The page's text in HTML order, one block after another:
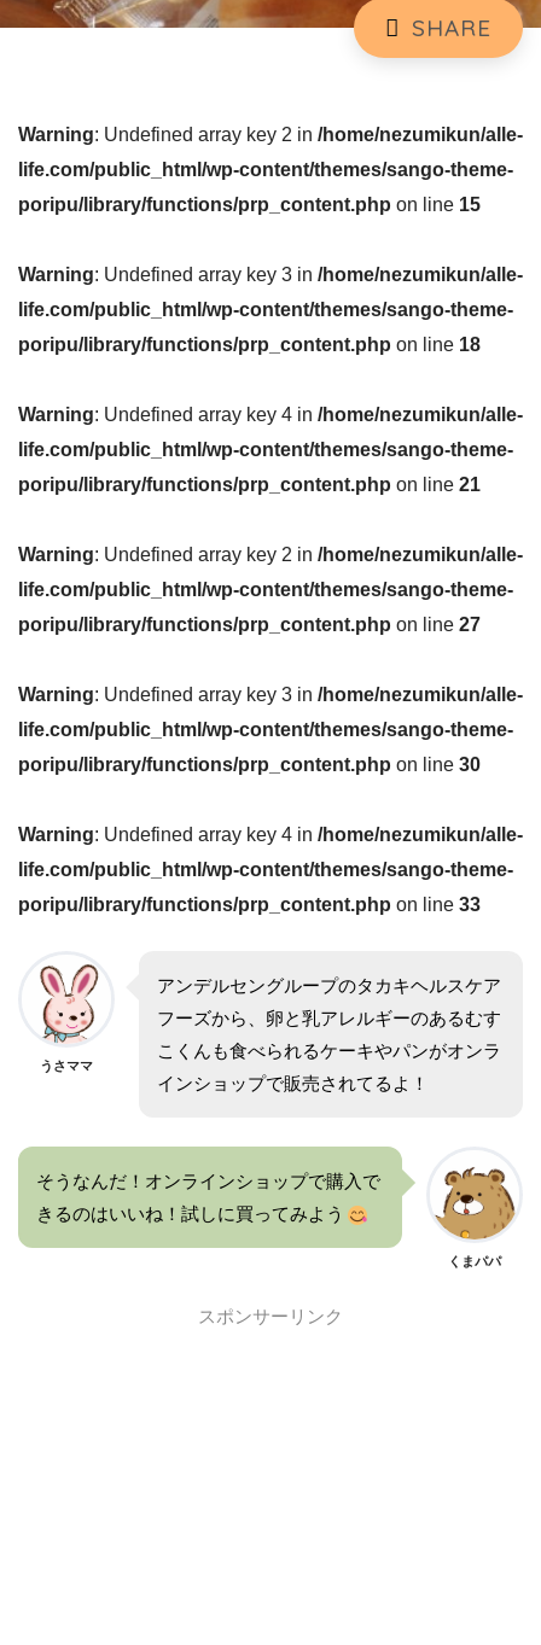
Warning: Undefined array key 2 in /home/nezumikun/alle-
life.com/public_html/wp-content/themes/sango-theme-
poripu/library/functions/prp_content.php on line 15
Warning: Undefined array key 3 in /home/nezumikun/alle-
life.com/public_html/wp-content/themes/sango-theme-
poripu/library/functions/prp_content.php on line 18
Warning: Undefined array key 4 in /home/nezumikun/alle-
life.com/public_html/wp-content/themes/sango-theme-
poripu/library/functions/prp_content.php on line 21
Warning: Undefined array key 2 in /home/nezumikun/alle-
life.com/public_html/wp-content/themes/sango-theme-
poripu/library/functions/prp_content.php on line 27
Warning: Undefined array key 3 in /home/nezumikun/alle-
life.com/public_html/wp-content/themes/sango-theme-
poripu/library/functions/prp_content.php on line 30
Warning: Undefined array key 4 in /home/nezumikun/alle-
life.com/public_html/wp-content/themes/sango-theme-
poripu/library/functions/prp_content.php on line 33
うさママ
アンデルセングループのタカキヘルスケア
フーズから、卵と乳アレルギーのあるむす
こくんも食べられるケーキやパンがオンラ
インショップで販売されてるよ！
そうなんだ！オンラインショップで購入で
きるのはいいね！試しに買ってみよう
くまパパ
スポンサーリンク